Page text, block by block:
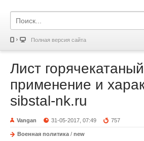
Полная версия сайта
Лист
применение и
sibstal-nk.ru
Vangan 31-05-2017, 07:49 757
Военная политика / new